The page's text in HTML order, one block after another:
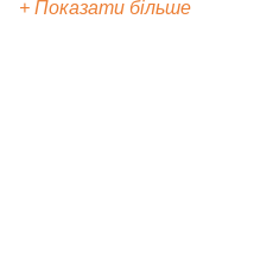
+ Показати більше